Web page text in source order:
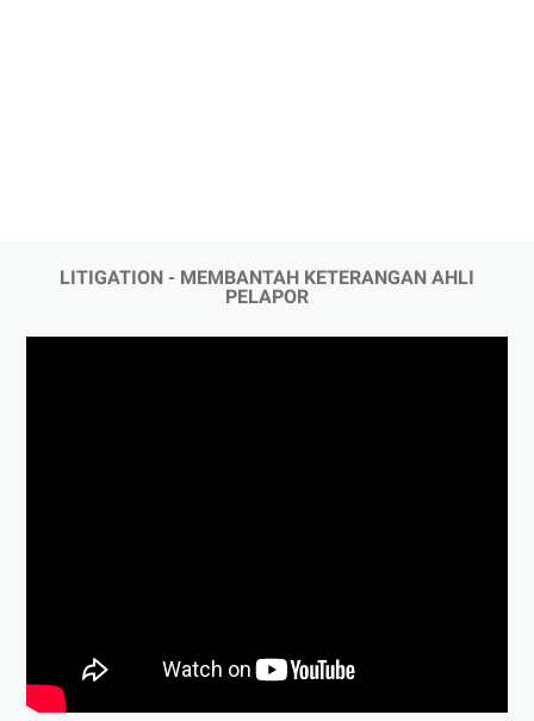
LITIGATION - MEMBANTAH KETERANGAN AHLI
PELAPOR